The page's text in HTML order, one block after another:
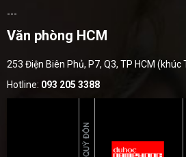
---
Văn phòng HCM
253 Điện Biên Phủ, P7, Q3, TP HCM (khúc
Hotline: 093 205 3388